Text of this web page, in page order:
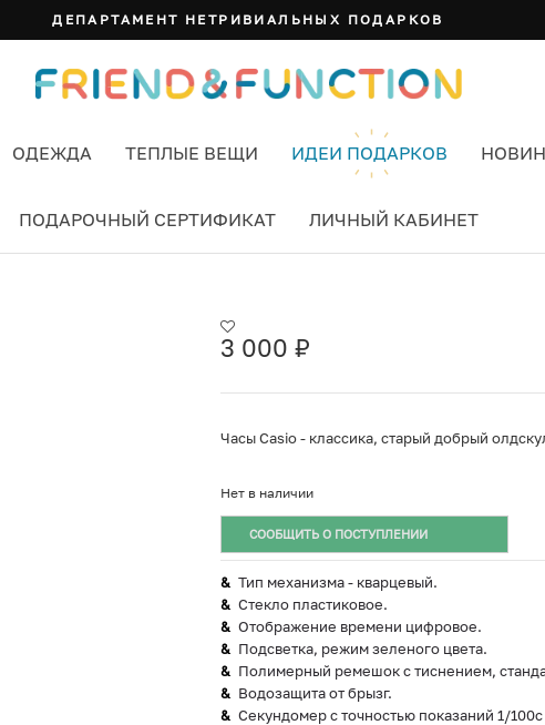
ДЕПАРТАМЕНТ НЕТРИВИАЛЬНЫХ ПОДАРКОВ
ОДЕЖДА ТЕПЛЫЕ ВЕЩИ ИДЕИ ПОДАРКОВ
ПОДАРОЧНЫЙ СЕРТИФИКАТ ЛИЧНЫЙ КАБИНЕТ
3 000 ₽
Часы Casio - классика, старый добрый
Нет в наличии
СООБЩИТЬ О ПОСТУПЛЕНИИ
Тип механизма - кварцевый.
Стекло пластиковое.
Отображение времени цифровое.
Подсветка, режим зеленого цвета.
Полимерный ремешок с тиснением,
Водозащита от брызг.
Секундомер с точностью показаний 1/